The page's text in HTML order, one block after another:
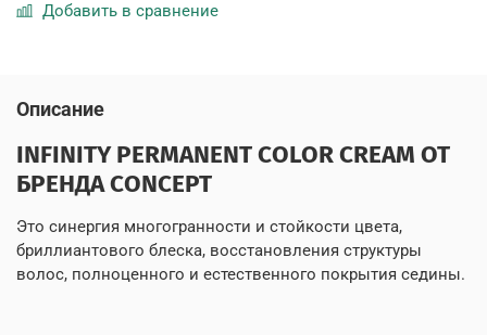
Добавить в сравнение
Описание
INFINITY PERMANENT COLOR CREAM ОТ
БРЕНДА CONCEPT
Это синергия многогранности и стойкости цвета,
бриллиантового блеска, восстановления структуры
волос, полноценного и естественного покрытия седины.